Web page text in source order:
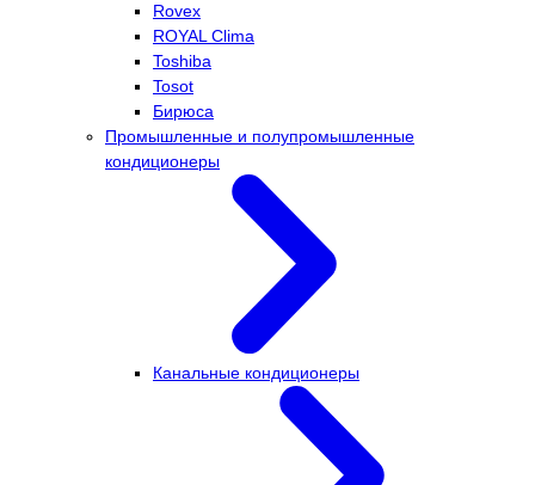
Rovex
ROYAL Clima
Toshiba
Tosot
Бирюса
Промышленные и полупромышленные
кондиционеры
Канальные кондиционеры